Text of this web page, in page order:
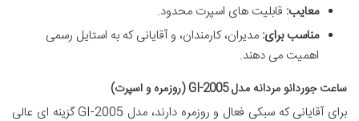
معایب: قابلیت های اسپرت محدود.
مناسب برای: مدیران، کارمندان، و آقایانی که به استایل رسمی
اهمیت می دهند.
ساعت جوردانو مردانه مدل GI-2005 (روزمره و اسپرت)
برای آقایانی که سبکی فعال و روزمره دارند، مدل GI-2005 گزینه ای عالی